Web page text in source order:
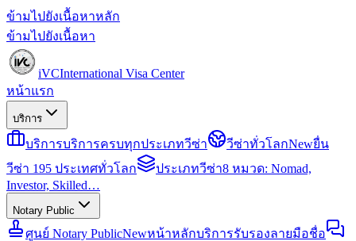
ข้ามไปยังเนื้อหาหลัก
ข้ามไปยังเนื้อหา
iVCInternational Visa Center
หน้าแรก
บริการ
บริการบริการครบทุกประเภทวีซ่า วีซ่าทั่วโลกNewยื่น
วีซ่า 195 ประเทศทั่วโลก
ประเภทวีซ่า8 หมวด: Nomad,
Investor, Skilled…
Notary Public
ศูนย์ Notary PublicNewหน้าหลักบริการรับรองลายมือชื่อ